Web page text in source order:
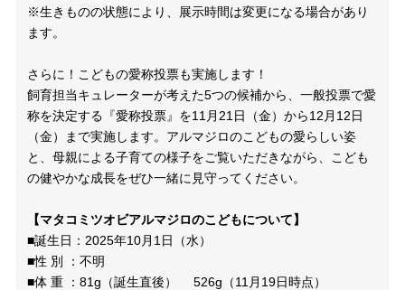
※生きものの状態により、展示時間は変更になる場合があり
ます。
さらに！こどもの愛称投票も実施します！
飼育担当キュレーターが考えた5つの候補から、一般投票で愛
称を決定する『愛称投票』を11 月 21 日（金）から12 月 12日
（金）まで実施します。アルマジロのこどもの愛らしい姿
と、母親による子育ての様子をご覧いただきながら、こども
の健やかな成長をぜひ一緒に見守ってください。
【マタコミツオビアルマジロのこどもについて】
■誕生日： 2025年10月 1 日（水）
■性 別 ：不明
■体 重 ： 81g （誕生直後） 526g （11 月 19日時点）